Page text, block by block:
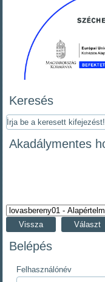
Keresés
Akadálymentes
Vissza Választ
Belépés
Felhasználónév